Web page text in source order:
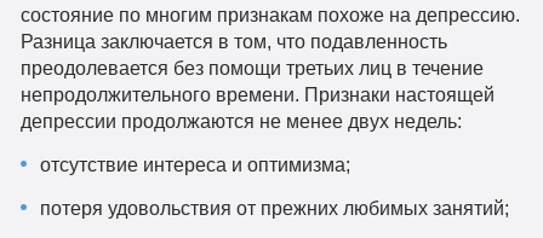
состояние по многим признакам похоже на депрессию.
Разница заключается в том, что подавленность
преодолевается без помощи третьих лиц в течение
непродолжительного времени. Признаки настоящей
депрессии продолжаются не менее двух недель:
отсутствие интереса и оптимизма;
потеря удовольствия от прежних любимых занятий;